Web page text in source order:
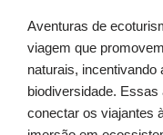
Aventuras de
viagem que
naturais,
biodiversidade.
conectar os viajantes